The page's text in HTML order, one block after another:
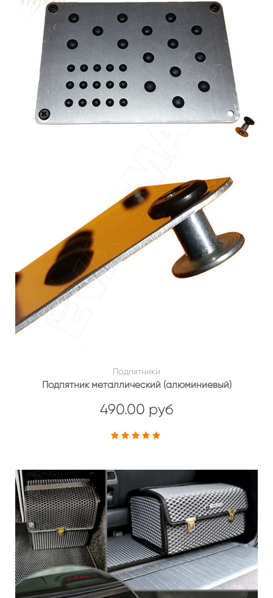
Подпятники
Подпятник металлический (алюминиевый)
490.00 руб